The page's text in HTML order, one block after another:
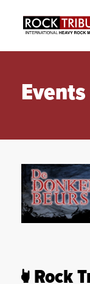
Events
Rock